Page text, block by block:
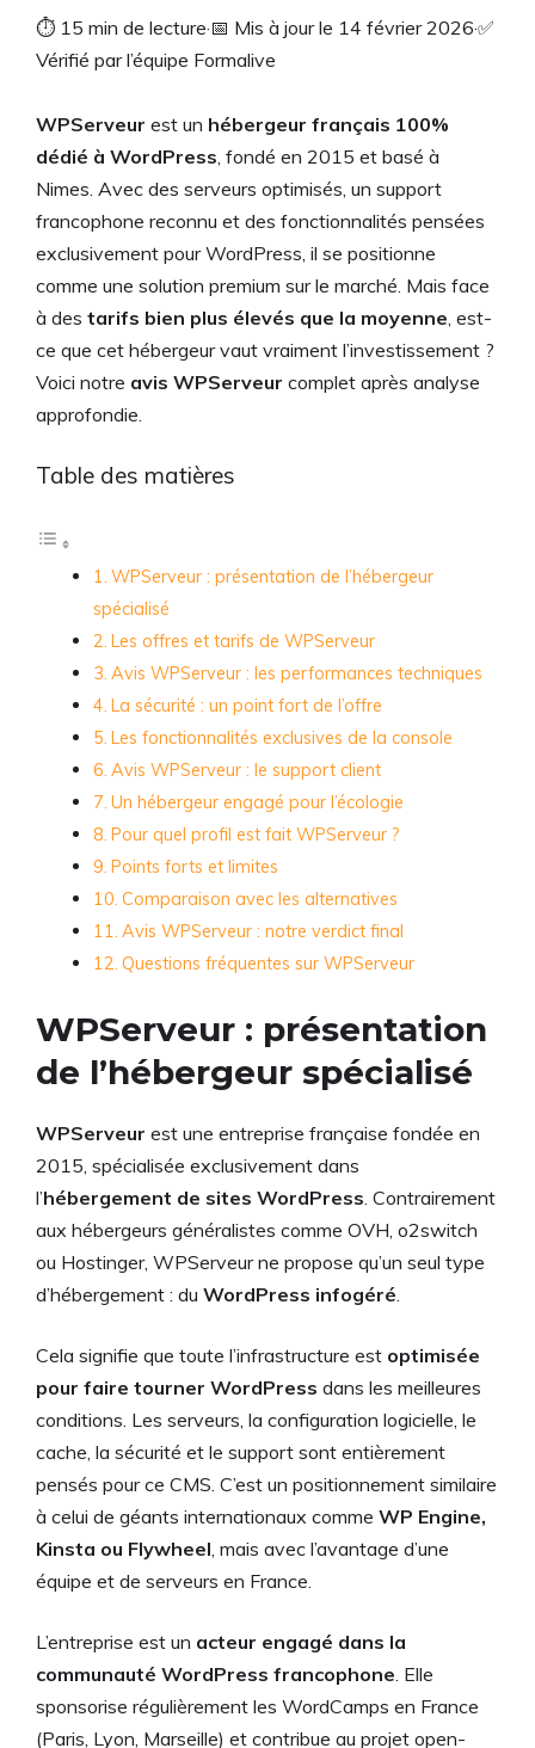
⏱ 15 min de lecture·📅 Mis à jour le 14 février 2026·✅
Vérifié par l’équipe Formalive
WPServeur est un hébergeur français 100%
dédié à WordPress, fondé en 2015 et basé à
Nimes. Avec des serveurs optimisés, un support
francophone reconnu et des fonctionnalités pensées
exclusivement pour WordPress, il se positionne
comme une solution premium sur le marché. Mais face
à des tarifs bien plus élevés que la moyenne, est-
ce que cet hébergeur vaut vraiment l’investissement ?
Voici notre avis WPServeur complet après analyse
approfondie.
Table des matières
WPServeur : présentation de l’hébergeur
spécialisé
Les offres et tarifs de WPServeur
Avis WPServeur : les performances techniques
La sécurité : un point fort de l’offre
Les fonctionnalités exclusives de la console
Avis WPServeur : le support client
Un hébergeur engagé pour l’écologie
Pour quel profil est fait WPServeur ?
Points forts et limites
Comparaison avec les alternatives
Avis WPServeur : notre verdict final
Questions fréquentes sur WPServeur
WPServeur : présentation
de l’hébergeur spécialisé
WPServeur est une entreprise française fondée en
2015, spécialisée exclusivement dans
l’hébergement de sites WordPress . Contrairement
aux hébergeurs généralistes comme OVH, o2switch
ou Hostinger, WPServeur ne propose qu’un seul type
d’hébergement : du WordPress infogéré
Cela signifie que toute l’infrastructure est optimisée
pour faire tourner WordPress dans les meilleures
conditions. Les serveurs, la configuration logicielle, le
cache, la sécurité et le support sont entièrement
pensés pour ce CMS. C’est un positionnement similaire
à celui de géants internationaux comme WP Engine,
Kinsta ou Flywheel , mais avec l’avantage d’une
équipe et de serveurs en France.
L’entreprise est un acteur engagé dans la
communauté WordPress francophone . Elle
sponsorise régulièrement les WordCamps en France
(Paris, Lyon, Marseille) et contribue au projet open-